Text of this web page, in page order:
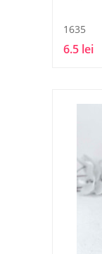
1635
6.5 lei